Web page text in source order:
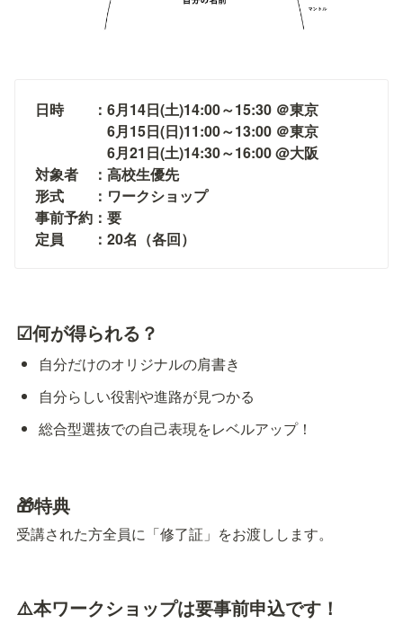
日時　　：6月14日(土)14:00～15:30 ＠東京
6月15日(日)11:00～13:00 ＠東京
6月21日(土)14:30～16:00 @大阪
対象者　：高校生優先
形式　　：ワークショップ
事前予約：要
定員　　：20名（各回）
☑何が得られる？
自分だけのオリジナルの肩書き
自分らしい役割や進路が見つかる
総合型選抜での自己表現をレベルアップ！
🎁特典
受講された方全員に「修了証」をお渡しします。
⚠️本ワークショップは要事前申込です！